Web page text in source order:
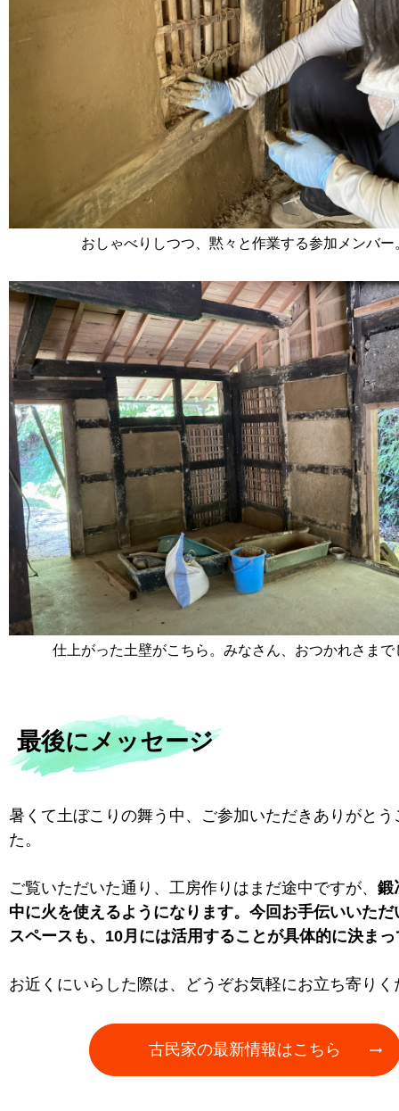
おしゃべりしつつ、黙々と作業する参加メンバー
仕上がった土壁がこちら。みなさん、おつかれさまで
最後にメッセージ
暑くて土ぼこりの舞う中、ご参加いただきありがとう
た。
ご覧いただいた通り、工房作りはまだ途中ですが、 鍛
中に火を使えるようになります。今回お手伝いいただ
スペースも、10月には活用することが具体的に決ま
お近くにいらした際は、どうぞお気軽にお立ち寄りく
古民家の最新情報はこちら